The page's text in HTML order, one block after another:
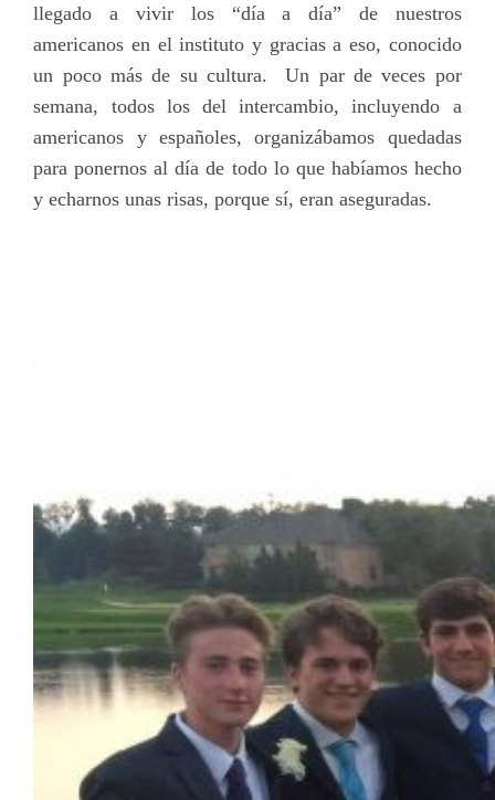
llegado a vivir los “día a día” de nuestros
americanos en el instituto y gracias a eso, conocido
un poco más de su cultura. Un par de veces por
semana, todos los del intercambio, incluyendo a
americanos y españoles, organizábamos quedadas
para ponernos al día de todo lo que habíamos hecho
y echarnos unas risas, porque sí, eran aseguradas.